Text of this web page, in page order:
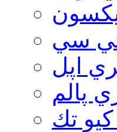
تي سي
اپل
پالم
تك